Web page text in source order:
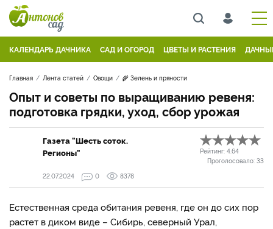
КАЛЕНДАРЬ ДАЧНИКА САД И ОГОРОД ЦВЕТЫ И РАСТЕНИЯ
Главная Лента статей Овощи 🌾 Зелень и пряности
Опыт и советы по выращиванию ревеня:
подготовка грядки, уход, сбор урожая
Газета "Шесть соток.
Регионы"
Рейтинг: 4.64
Проголосовало: 33
22.07.2024
0 8378
Естественная среда обитания ревеня, где он до сих пор
растет в диком виде – Сибирь, северный Урал,